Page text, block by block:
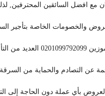
مع افضل السائقين المحترفين,
والخصومات الخاصة بتأجير
عن التصادم والحماية من
بأي عملة دون الحاجة إلى